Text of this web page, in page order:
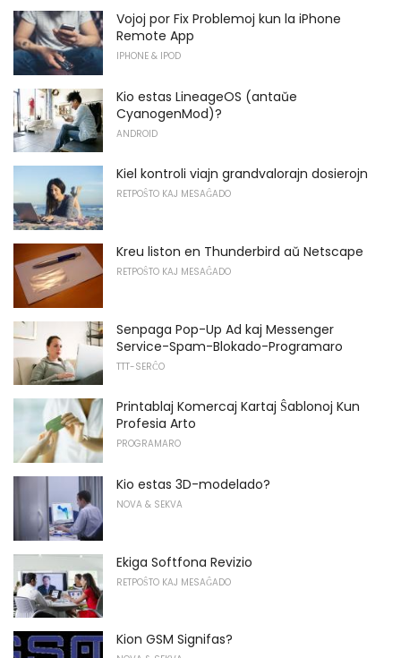
Vojoj por Fix Problemoj kun la iPhone
Remote App
IPHONE & IPOD
Kio estas LineageOS (antaŭe
CyanogenMod)?
ANDROID
Kiel kontroli viajn grandvalorajn dosierojn
RETPOŜTO KAJ MESAĜADO
Kreu liston en Thunderbird aŭ Netscape
RETPOŜTO KAJ MESAĜADO
Senpaga Pop-Up Ad kaj Messenger
Service-Spam-Blokado-Programaro
TTT-SERĈO
Printablaj Komercaj Kartaj Ŝablonoj Kun
Profesia Arto
PROGRAMARO
Kio estas 3D-modelado?
NOVA & SEKVA
Ekiga Softfona Revizio
RETPOŜTO KAJ MESAĜADO
Kion GSM Signifas?